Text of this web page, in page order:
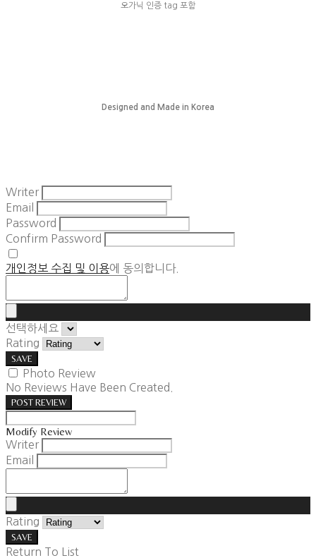
오가닉 인증 tag 포함
Designed and Made in Korea
Writer
Email
Password
Confirm Password
개인정보 수집 및 이용에 동의합니다.
선택하세요
Rating
SAVE
Photo Review
No Reviews Have Been Created.
POST REVIEW
Modify Review
Writer
Email
Rating
SAVE
Return To List